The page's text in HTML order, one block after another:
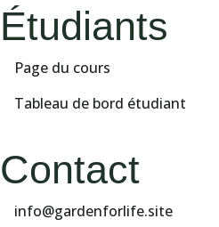
Étudiants
Page du cours
Tableau de bord étudiant
Contact
info@gardenforlife.site